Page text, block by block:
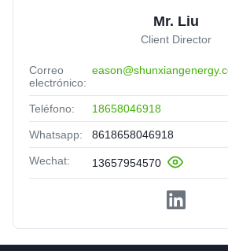
Mr. Liu
Client Director
Correo
electrónico:
Teléfono: 18658046918
Whatsapp: 8618658046918
Wechat: 13657954570